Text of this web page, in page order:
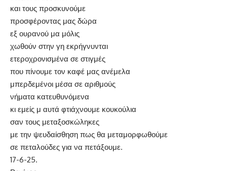
και τους προσκυνούμε
προσφέροντας μας δώρα
εξ ουρανού μα μόλις
χωθούν στην γη εκρήγνυνται
ετεροχρονισμένα σε στιγμές
που πίνουμε τον καφέ μας ανέμελα
μπερδεμένοι μέσα σε αριθμούς
νήματα κατευθυνόμενα
κι εμείς μ αυτά φτιάχνουμε κουκούλια
σαν τους μεταξοσκώληκες
με την ψευδαίσθηση πως θα μεταμορφωθούμε
σε πεταλούδες για να πετάξουμε.
17-6-25.